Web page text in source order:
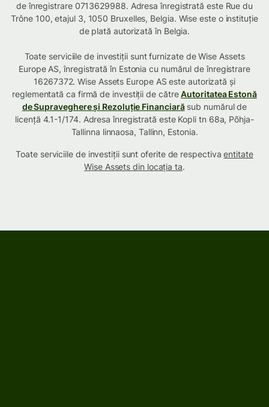
de înregistrare 0713629988. Adresa înregistrată este Rue du
Trône 100, etajul 3, 1050 Bruxelles, Belgia. Wise este o instituție
de plată autorizată în Belgia.
Toate serviciile de investiții sunt furnizate de Wise Assets
Europe AS, înregistrată în Estonia cu numărul de înregistrare
16267372. Wise Assets Europe AS este autorizată și
reglementată ca firmă de investiții de cătreAutoritatea Estonă
de Supraveghere și Rezoluție Financiarăsub numărul de
licență 4.1-1/174. Adresa înregistrată este Kopli tn 68a, Põhja-
Tallinna linnaosa, Tallinn, Estonia.
Toate serviciile de investiții sunt oferite de respectivaentitate
Wise Assets din locația ta.